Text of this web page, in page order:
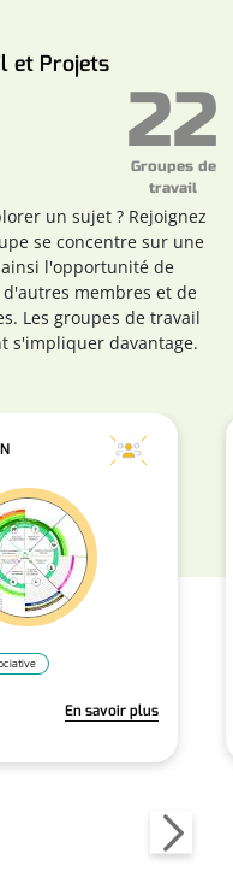
et Projets
un sujet ? Rejoignez
se concentre sur une
l'opportunité de
membres et de
Les groupes de travail
s'impliquer davantage.
22
Groupes de
travail
En savoir plus